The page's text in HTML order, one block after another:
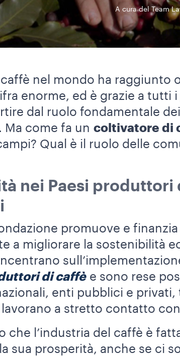
A cura del Team
caffè nel mondo ha raggiunto
enorme, ed è grazie a
dal ruolo fondamentale
Ma come fa un coltivatore di
Qual è il ruolo delle
nei Paesi
promuove e
a migliorare la sostenibilità
di caffèe sono rese
enti pubblici e
lavorano a stretto contatto
che l’industria del caffè è
sua prosperità, anche se ci